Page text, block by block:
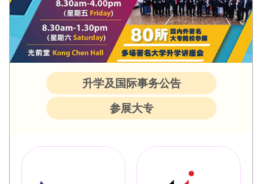
升学及国际事务公告
参展大专